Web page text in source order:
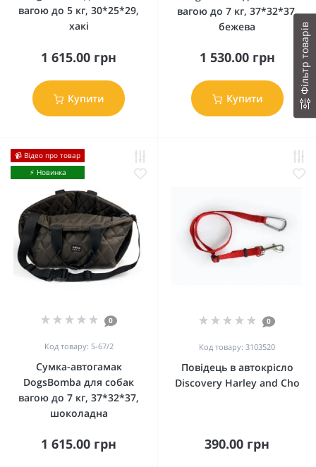
Фільтр товарів
вагою до 5 кг, 30*25*29,
хакі
1 615.00 грн
Купити
вагою до 7 кг, 37*32*37,
бежева
1 530.00 грн
Купити
📹 Відео про товар
⚡️ Новинка
0
Код товару: S-67/2
Сумка-автогамак
DogsBomba для собак
вагою до 7 кг, 37*32*37,
шоколадна
1 615.00 грн
0
Код товару: 3103520
Повідець в автокрісло
Discovery Harley and Cho
390.00 грн